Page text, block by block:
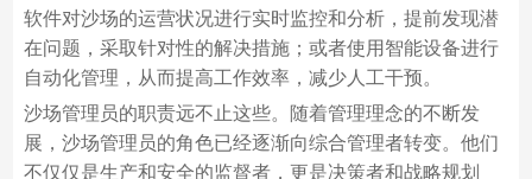
软件对沙场的运营状况进行实时监控和分析，提前发现潜
在问题，采取针对性的解决措施；或者使用智能设备进行
自动化管理，从而提高工作效率，减少人工干预。
沙场管理员的职责远不止这些。随着管理理念的不断发
展，沙场管理员的角色已经逐渐向综合管理者转变。他们
不仅仅是生产和安全的监督者，更是决策者和战略规划